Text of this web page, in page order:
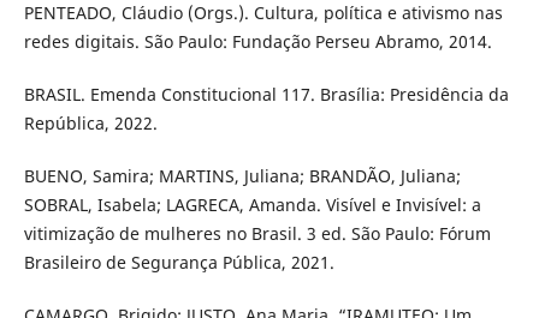
PENTEADO, Cláudio (Orgs.). Cultura, política e ativismo nas
redes digitais. São Paulo: Fundação Perseu Abramo, 2014.
BRASIL. Emenda Constitucional 117. Brasília: Presidência da
República, 2022.
BUENO, Samira; MARTINS, Juliana; BRANDÃO, Juliana;
SOBRAL, Isabela; LAGRECA, Amanda. Visível e Invisível: a
vitimização de mulheres no Brasil. 3 ed. São Paulo: Fórum
Brasileiro de Segurança Pública, 2021.